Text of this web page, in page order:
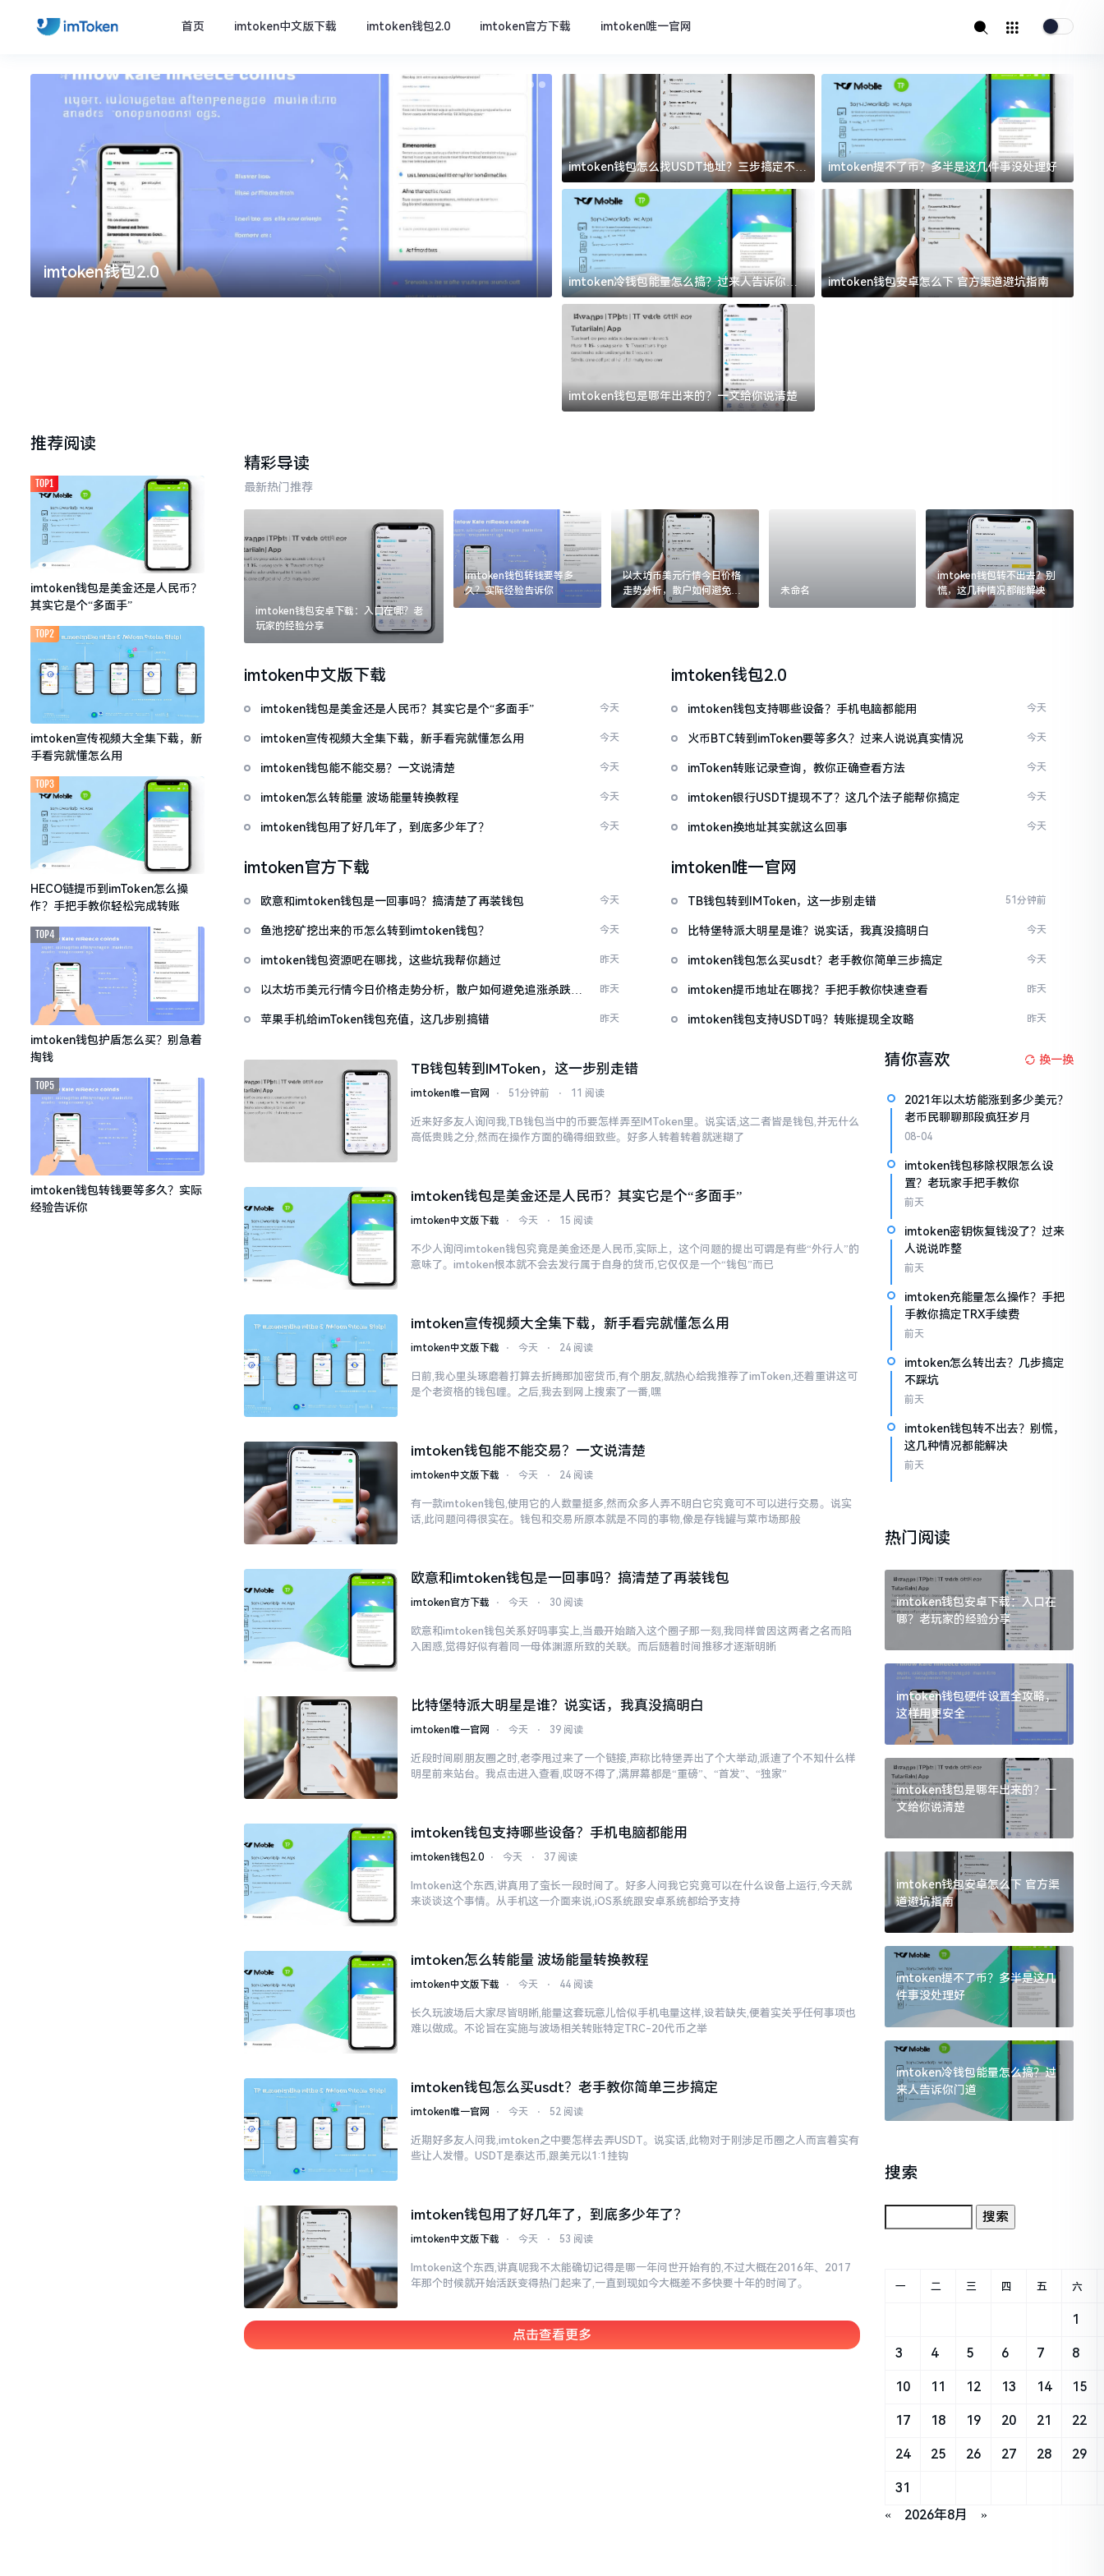
首页 imtoken中文版下载 imtoken钱包2.0 imtoken官方下载 imtoken唯一官网
imtoken钱包2.0 imtoken官方下载
imtoken钱包怎么找USDT地址？三步搞定不踩
坑
imtoken提不了币？多半是这几件事没处理好
imtoken冷钱包能量怎么搞？过来人告诉你门
道
imtoken钱包安卓怎么下 官方渠道避坑指南
imtoken钱包是哪年出来的？一文给你说清楚
推荐阅读
imtoken钱包是美金还是人民币？
其实它是个“多面手”
TOP1
imtoken宣传视频大全集下载，新
手看完就懂怎么用
TOP2
HECO链提币到imToken怎么操
作？手把手教你轻松完成转账
TOP3
imtoken钱包护盾怎么买？别急着
掏钱
TOP4
imtoken钱包转钱要等多久？实际
经验告诉你
TOP5
精彩导读
最新热门推荐
imtoken钱包安卓下载：入口在哪？老
玩家的经验分享
imtoken钱包转钱要等多
久？实际经验告诉你
以太坊币美元行情今日价格
走势分析，散户如何避免追
涨杀跌被套牢
未命名
imtoken钱包转不出去？别
慌，这几种情况都能解决
imtoken中文版下载
imtoken钱包是美金还是人民币？其实它是个“多面手” 今天
imtoken宣传视频大全集下载，新手看完就懂怎么用 今天
imtoken钱包能不能交易？一文说清楚 今天
imtoken怎么转能量 波场能量转换教程 今天
imtoken钱包用了好几年了，到底多少年了？ 今天
imtoken钱包2.0
imtoken钱包支持哪些设备？手机电脑都能用 今天
火币BTC转到imToken要等多久？过来人说说真实情况 今天
imToken转账记录查询，教你正确查看方法 今天
imtoken银行USDT提现不了？这几个法子能帮你搞定 今天
imtoken换地址其实就这么回事 今天
imtoken官方下载
欧意和imtoken钱包是一回事吗？搞清楚了再装钱包 今天
鱼池挖矿挖出来的币怎么转到imtoken钱包？ 今天
imtoken钱包资源吧在哪找，这些坑我帮你趟过 昨天
以太坊币美元行情今日价格走势分析，散户如何避免追涨杀跌被
昨天
苹果手机给imToken钱包充值，这几步别搞错 昨天
imtoken唯一官网
TB钱包转到IMToken，这一步别走错 51分钟前
比特堡特派大明星是谁？说实话，我真没搞明白 今天
imtoken钱包怎么买usdt？老手教你简单三步搞定 今天
imtoken提币地址在哪找？手把手教你快速查看 昨天
imtoken钱包支持USDT吗？转账提现全攻略 昨天
TB钱包转到IMToken，这一步别走错
imtoken唯一官网 ⋅ 51分钟前 ⋅ 11 阅读
近来好多友人询问我,TB钱包当中的币要怎样弄至IMToken里。说实话,这二者皆是钱包,并无什么
高低贵贱之分,然而在操作方面的确得细致些。好多人转着转着就迷糊了
imtoken钱包是美金还是人民币？其实它是个“多面手”
imtoken中文版下载 ⋅ 今天 ⋅ 15 阅读
不少人询问imtoken钱包究竟是美金还是人民币,实际上，这个问题的提出可谓是有些“外行人”的
意味了。imtoken根本就不会去发行属于自身的货币,它仅仅是一个“钱包”而已
imtoken宣传视频大全集下载，新手看完就懂怎么用
imtoken中文版下载 ⋅ 今天 ⋅ 24 阅读
日前,我心里头琢磨着打算去折腾那加密货币,有个朋友,就热心给我推荐了imToken,还着重讲这可
是个老资格的钱包哩。之后,我去到网上搜索了一番,嘿
imtoken钱包能不能交易？一文说清楚
imtoken中文版下载 ⋅ 今天 ⋅ 24 阅读
有一款imtoken钱包,使用它的人数量挺多,然而众多人弄不明白它究竟可不可以进行交易。说实
话,此问题问得很实在。钱包和交易所原本就是不同的事物,像是存钱罐与菜市场那般
欧意和imtoken钱包是一回事吗？搞清楚了再装钱包
imtoken官方下载 ⋅ 今天 ⋅ 30 阅读
欧意和imtoken钱包关系好吗事实上,当最开始踏入这个圈子那一刻,我同样曾因这两者之名而陷
入困惑,觉得好似有着同一母体渊源所致的关联。而后随着时间推移才逐渐明晰
比特堡特派大明星是谁？说实话，我真没搞明白
imtoken唯一官网 ⋅ 今天 ⋅ 39 阅读
近段时间刷朋友圈之时,老李甩过来了一个链接,声称比特堡弄出了个大举动,派遣了个不知什么样
明星前来站台。我点击进入查看,哎呀不得了,满屏幕都是“重磅”、“首发”、“独家”
imtoken钱包支持哪些设备？手机电脑都能用
imtoken钱包2.0 ⋅ 今天 ⋅ 37 阅读
Imtoken这个东西,讲真用了蛮长一段时间了。好多人问我它究竟可以在什么设备上运行,今天就
来谈谈这个事情。从手机这一介面来说,iOS系统跟安卓系统都给予支持
imtoken怎么转能量 波场能量转换教程
imtoken中文版下载 ⋅ 今天 ⋅ 44 阅读
长久玩波场后大家尽皆明晰,能量这套玩意儿恰似手机电量这样,设若缺失,便着实关乎任何事项也
难以做成。不论旨在实施与波场相关转账特定TRC-20代币之举
imtoken钱包怎么买usdt？老手教你简单三步搞定
imtoken唯一官网 ⋅ 今天 ⋅ 52 阅读
近期好多友人问我,imtoken之中要怎样去弄USDT。说实话,此物对于刚涉足币圈之人而言着实有
些让人发懵。USDT是泰达币,跟美元以1:1挂钩
imtoken钱包用了好几年了，到底多少年了？
imtoken中文版下载 ⋅ 今天 ⋅ 53 阅读
Imtoken这个东西,讲真呢我不太能确切记得是哪一年问世开始有的,不过大概在2016年、2017
年那个时候就开始活跃变得热门起来了,一直到现如今大概差不多快要十年的时间了。
点击查看更多
猜你喜欢 换一换
2021年以太坊能涨到多少美元？
老币民聊聊那段疯狂岁月
08-04
imtoken钱包移除权限怎么设
置？老玩家手把手教你
前天
imtoken密钥恢复钱没了？过来
人说说咋整
前天
imtoken充能量怎么操作？手把
手教你搞定TRX手续费
前天
imtoken怎么转出去？几步搞定
不踩坑
前天
imtoken钱包转不出去？别慌，
这几种情况都能解决
前天
热门阅读
imtoken钱包安卓下载：入口在
哪？老玩家的经验分享
imtoken钱包硬件设置全攻略，
这样用更安全
imtoken钱包是哪年出来的？一
文给你说清楚
imtoken钱包安卓怎么下 官方渠
道避坑指南
imtoken提不了币？多半是这几
件事没处理好
imtoken冷钱包能量怎么搞？过
来人告诉你门道
搜索
« 2026年8月 »
一 二 三 四 五 六
1
3 4 5 6 7 8
10 11 12 13 14 15
17 18 19 20 21 22
24 25 26 27 28 29
31